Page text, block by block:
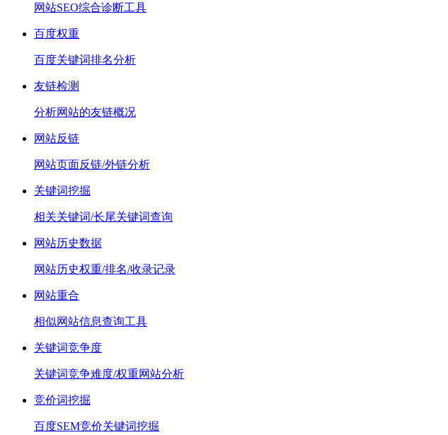
网站SEO综合诊断工具
百度权重
百度关键词排名分析
友链检测
分析网站的友链概况
网站反链
网站页面反链/外链分析
关键词挖掘
相关关键词/长尾关键词查询
网站历史数据
网站历史权重/排名/收录记录
网站重合
相似网站信息查询工具
关键词竞争度
关键词竞争难度/权重网站分析
竞价词挖掘
百度SEM竞价关键词挖掘